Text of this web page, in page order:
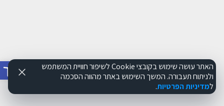
פתח
האתר עושה שימוש בקובצי Cookie לשיפור חוויית המשתמש
ולניתוח תעבורה. המשך השימוש באתר מהווה הסכמה
למדיניות הפרטיות.